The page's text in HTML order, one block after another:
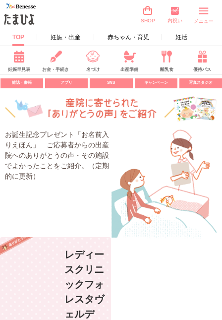
TOP 妊娠・出産 赤ちゃん・育児 妊活
SHOP 内祝い メニュー
妊娠早見表 お金・手続き 名づけ 出産準備 離乳食 優待パス
雑誌・書籍 アプリ SNS キャンペーン 写真スタジオ
お誕生記念プレゼント「お名前入
りえほん」 ご応募者からの出産
院へのありがとうの声・その施設
でよかったことをご紹介。（定期
的に更新）
レディー
スクリニ
ックフォ
レスタヴ
ェルデ